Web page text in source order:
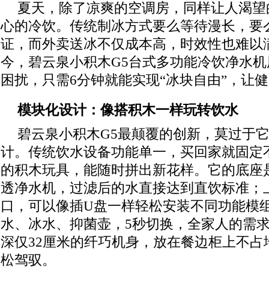
夏天，除了凉爽的空调房，同样让人渴
心的冷饮。传统制冰方式要么等待漫长，要
证，而外卖送冰不仅成本高，时效性也难以
今，碧云泉小积木G5台式多功能冷饮净水
困扰，只需6分钟就能实现“冰块自由”，让
模块化设计：像搭积木一样玩转饮水
碧云泉小积木G5最颠覆的创新，莫过于
计。传统饮水设备功能单一，买回家就固定
的积木玩具，能随时拼出新花样。它的底座
透净水机，过滤后的水直接达到直饮标准；
口，可以像插U盘一样轻松安装不同功能
水、冰水、抑菌壶，5秒切换，全家人的需
深仅32厘米的纤巧机身，放在餐边柜上不
松驾驭。